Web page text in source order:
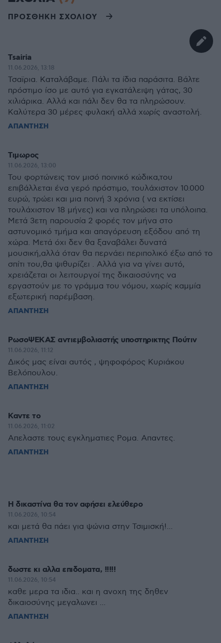
ΠΡΟΣΘΗΚΗ ΣΧΟΛΙΟΥ
Tsairia
11.06.2026, 13:18
Τσαϊρια. Καταλάβαμε. Πάλι τα ίδια παράσιτα. Βάλτε
πρόστιμο ίσο με αυτό για εγκατάλειψη γάτας, 30
χιλιάρικα. Αλλά και πάλι δεν θα τα πληρώσουν.
Καλύτερα 30 μέρες φυλακή αλλά χωρίς αναστολή.
ΑΠΑΝΤΗΣΗ
Τιμωρος
11.06.2026, 13:00
Του φορτώνεις τον μισό ποινικό κώδικα,του
επιβάλλεται ένα γερό πρόστιμο, τουλάχιστον 10.000
ευρώ, τρώει και μια ποινή 3 χρόνια ( να εκτίσει
τουλάχιστον 18 μήνες) και να πληρώσει τα υπόλοιπα.
Μετά 3ετη παρουσία 2 φορές τον μήνα στο
αστυνομικό τμήμα και απαγόρευση εξόδου από τη
χώρα. Μετά όχι δεν θα ξαναβάλει δυνατά
μουσική,αλλά όταν θα περνάει περιπολικό έξω από το
σπίτι του,θα ψιθυρίζει . Αλλά για να γίνει αυτό,
χρειάζεται οι λειτουργοί της δικαιοσύνης να
εργαστούν με το γράμμα του νόμου, χωρίς καμμία
εξωτερική παρέμβαση.
ΑΠΑΝΤΗΣΗ
ΡωσοΨΕΚΑΣ αντιεμβολιαστής υποστηρικτης Πούτιν
11.06.2026, 11:12
Δικός μας είναι αυτός , ψηφοφόρος Κυριάκου
Βελόπουλου.
ΑΠΑΝΤΗΣΗ
Καντε το
11.06.2026, 11:02
Απελαστε τους εγκληματιες Ρομα. Απαντες.
ΑΠΑΝΤΗΣΗ
Η δικαστίνα θα τον αφήσει ελεύθερο
11.06.2026, 10:54
και μετά θα πάει για ψώνια στην Τσιμισκή!...
ΑΠΑΝΤΗΣΗ
δωστε κι αλλα επιδοματα, !!!!!
11.06.2026, 10:54
καθε μερα τα ιδια.. και η ανοχη της δηθεν
δικαιοσύνης μεγαλωνει ...
ΑΠΑΝΤΗΣΗ